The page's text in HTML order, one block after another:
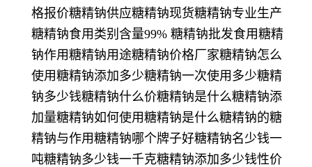
格报价糖精钠供应糖精钠现货糖精钠专业生产
糖精钠食用类别含量99% 糖精钠批发食用糖精
钠作用糖精钠用途糖精钠价格厂家糖精钠怎么
使用糖精钠添加多少糖精钠一次使用多少糖精
钠多少钱糖精钠什么价糖精钠是什么糖精钠添
加量糖精钠如何使用糖精钠是什么糖精钠的糖
精钠与作用糖精钠哪个牌子好糖精钠名少钱一
吨糖精钠多少钱一千克糖精钠添加多少钱性价